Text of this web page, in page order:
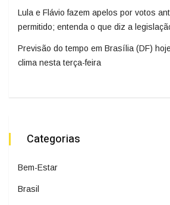
Lula e Flávio fazem apelos por votos
permitido; entenda o que diz a
Previsão do tempo em Brasília (DF)
clima nesta terça-feira
Categorias
Bem-Estar
Brasil